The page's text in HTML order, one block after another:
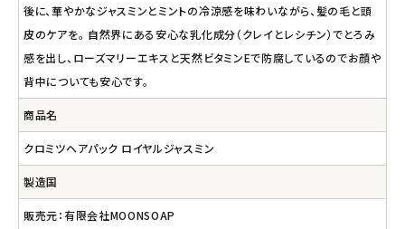
後に、華やかなジャスミンとミントの冷涼感を味わいながら、髪の毛と頭
皮のケアを。 自然界にある安心な乳化成分（クレイとレシチン）でとろみ
感を出し、ローズマリーエキスと天然ビタミンEで防腐しているのでお顔や
背中についても安心です。
商品名
クロミツヘアパック ロイヤルジャスミン
製造国
販売元：有限会社MOONSOAP